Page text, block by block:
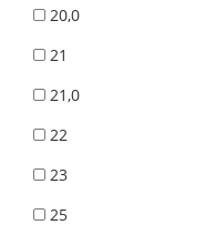
20,0
21
21,0
22
23
25